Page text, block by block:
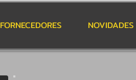
FORNECEDORES NOVIDADES